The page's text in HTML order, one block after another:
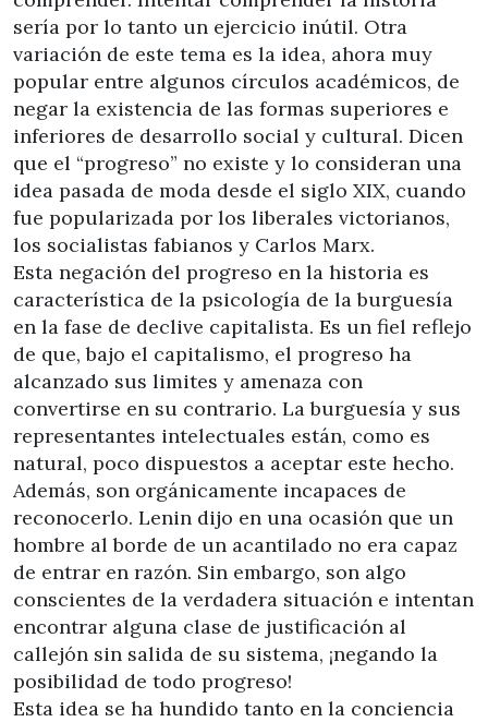
sería por lo tanto un ejercicio inútil. Otra
variación de este tema es la idea, ahora muy
popular entre algunos círculos académicos, de
negar la existencia de las formas superiores e
inferiores de desarrollo social y cultural. Dicen
que el “progreso” no existe y lo consideran una
idea pasada de moda desde el siglo XIX, cuando
fue popularizada por los liberales victorianos,
los socialistas fabianos y Carlos Marx.
Esta negación del progreso en la historia es
característica de la psicología de la burguesía
en la fase de declive capitalista. Es un fiel reflejo
de que, bajo el capitalismo, el progreso ha
alcanzado sus limites y amenaza con
convertirse en su contrario. La burguesía y sus
representantes intelectuales están, como es
natural, poco dispuestos a aceptar este hecho.
Además, son orgánicamente incapaces de
reconocerlo. Lenin dijo en una ocasión que un
hombre al borde de un acantilado no era capaz
de entrar en razón. Sin embargo, son algo
conscientes de la verdadera situación e intentan
encontrar alguna clase de justificación al
callejón sin salida de su sistema, ¡negando la
posibilidad de todo progreso!
Esta idea se ha hundido tanto en la conciencia